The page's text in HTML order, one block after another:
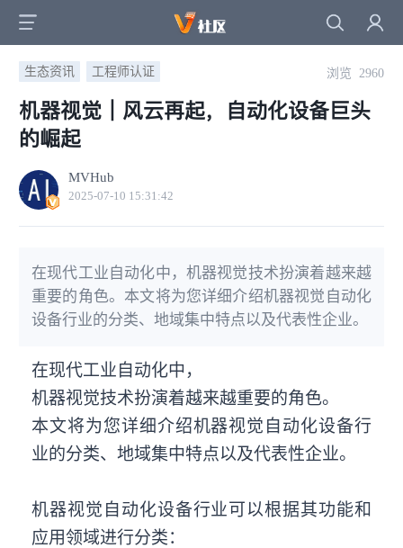
生态资讯 工程师认证 浏览 2960
机器视觉｜风云再起，自动化设备巨头
的崛起
MVHub
2025-07-10 15:31:42
在现代工业自动化中，机器视觉技术扮演着越来越
重要的角色。本文将为您详细介绍机器视觉自动化
设备行业的分类、地域集中特点以及代表性企业。
在现代工业自动化中，
机器视觉技术扮演着越来越重要的角色。
本文将为您详细介绍机器视觉自动化设备行
业的分类、地域集中特点以及代表性企业。
机器视觉自动化设备行业可以根据其功能和
应用领域进行分类：